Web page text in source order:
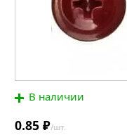
В наличии
0.85 ₽/шт.